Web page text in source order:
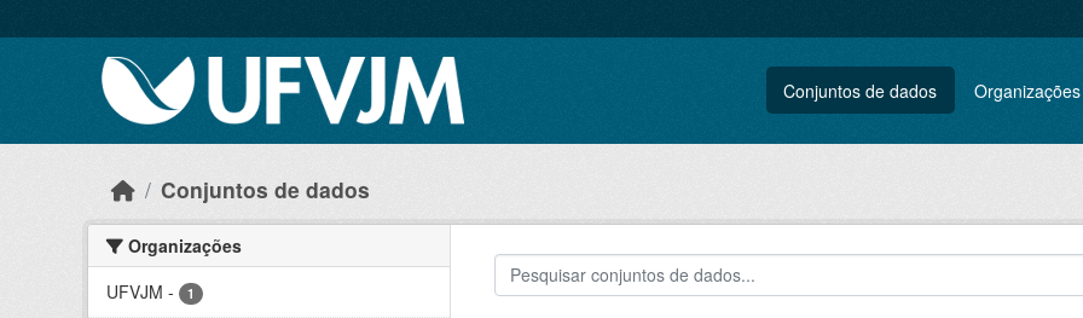
Conjuntos de dados Organizações
Conjuntos de dados
Organizações
UFVJM - 1